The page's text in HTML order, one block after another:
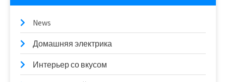
News
Домашняя электрика
Интерьер со вкусом